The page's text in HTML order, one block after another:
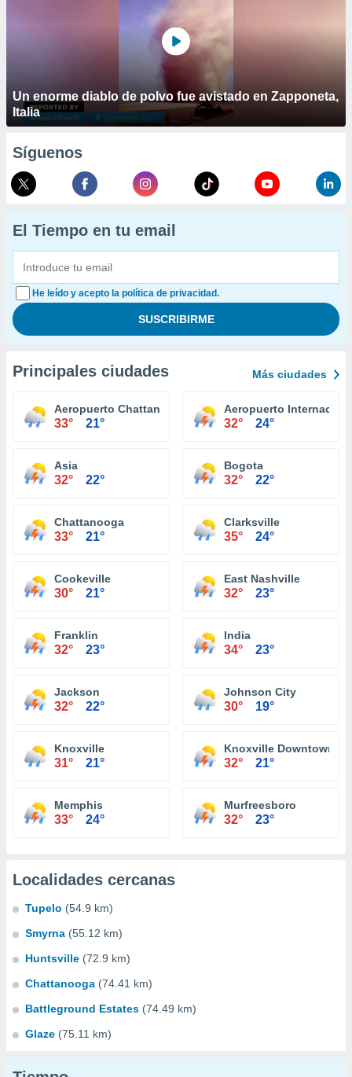
Un enorme diablo de polvo fue avistado en Zapponeta,
Italia
Síguenos
El Tiempo en tu email
He leído y acepto la política de privacidad.
Principales ciudades Más ciudades
Aeropuerto Chattanooga
33° 21°
Aeropuerto
32° 24°
Asia
32° 22°
Bogota
32° 22°
Chattanooga
33° 21°
Clarksville
35° 24°
Cookeville
30° 21°
East Nashville
32° 23°
Franklin
32° 23°
India
34° 23°
Jackson
32° 22°
Johnson City
30° 19°
Knoxville
31° 21°
Knoxville Downtown
32° 21°
Memphis
33° 24°
Murfreesboro
32° 23°
Localidades cercanas
Tupelo (54.9 km)
Smyrna (55.12 km)
Huntsville (72.9 km)
Chattanooga (74.41 km)
Battleground Estates (74.49 km)
Glaze (75.11 km)